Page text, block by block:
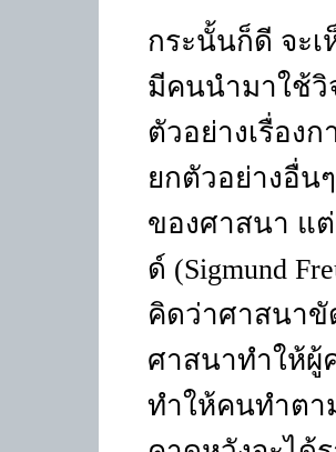
กระนั้นก็ดี จะ
มีคนนำมาใช้วิ
ตัวอย่างเรื่อง
ยกตัวอย่างอื่น
ของศาสนา แ
ด์ (Sigmund
คิดว่าศาสนาขั
ศาสนาทำให้ผู้
ทำให้คนทำตา